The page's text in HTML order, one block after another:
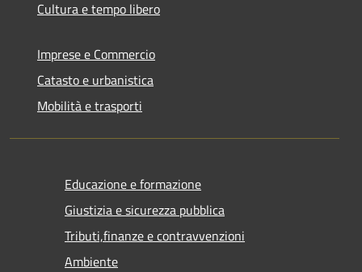
Cultura e tempo libero
Imprese e Commercio
Catasto e urbanistica
Mobilità e trasporti
Educazione e formazione
Giustizia e sicurezza pubblica
Tributi,finanze e contravvenzioni
Ambiente